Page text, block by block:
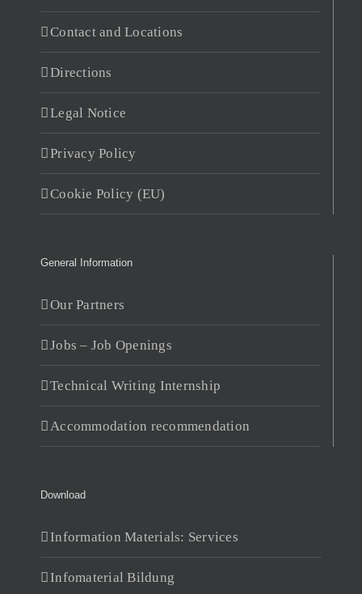
Contact and Locations
Directions
Legal Notice
Privacy Policy
Cookie Policy (EU)
General Information
Our Partners
Jobs – Job Openings
Technical Writing Internship
Accommodation recommendation
Download
Information Materials: Services
Infomaterial Bildung